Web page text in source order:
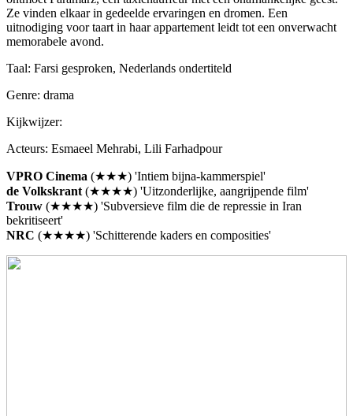
Ze vinden elkaar in gedeelde ervaringen en dromen. Een
uitnodiging voor taart in haar appartement leidt tot een onverwacht
memorabele avond.
Taal: Farsi gesproken, Nederlands ondertiteld
Genre: drama
Kijkwijzer:
Acteurs: Esmaeel Mehrabi, Lili Farhadpour
VPRO Cinema (★★★) 'Intiem bijna-kammerspiel'
de Volkskrant (★★★★) 'Uitzonderlijke, aangrijpende film'
Trouw (★★★★) 'Subversieve film die de repressie in Iran
bekritiseert'
NRC (★★★★) 'Schitterende kaders en composities'